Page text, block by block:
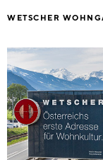
WETSCHER